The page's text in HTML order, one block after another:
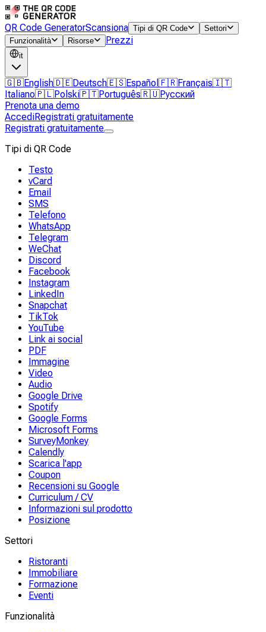
QR Code GeneratorScansiona Tipi di QR Code
Settori
Funzionalità
Risorse Prezzi
it
🇬🇧English🇩🇪Deutsch🇪🇸Español 🇫🇷Français🇮🇹
Italiano🇵🇱Polski🇵🇹Português🇷🇺Русский
Prenota una demo
AccediRegistrati gratuitamente
Registrati gratuitamente
Tipi di QR Code
Testo
vCard
Email
SMS
Telefono
WhatsApp
Telegram
WeChat
Discord
Facebook
Instagram
LinkedIn
Snapchat
TikTok
YouTube
Link ai social
PDF
Immagine
Video
Audio
Google Drive
Spotify
Google Forms
Microsoft Forms
SurveyMonkey
Calendly
Scarica l'app
Coupon
Recensioni su Google
Curriculum / CV
Informazioni sul prodotto
Posizione
Settori
Ristoranti
Immobiliare
Formazione
Eventi
Funzionalità